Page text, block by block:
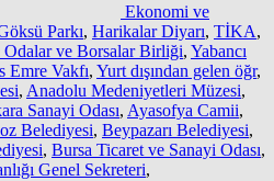
Ekonomi ve
Parkı, Harikalar Diyarı, TİKA,
ve Borsalar Birliği, Yabancı
Emre Vakfı, Yurt dışından gelen öğr,
, Anadolu Medeniyetleri Müzesi,
Sanayi Odası, Ayasofya Camii,
Belediyesi, Beypazarı Belediyesi,
, Bursa Ticaret ve Sanayi Odası,
Genel Sekreteri,